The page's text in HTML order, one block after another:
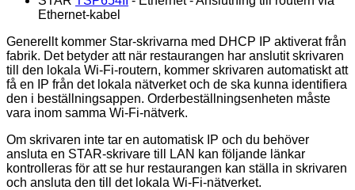
Ethernet-kabel
Generellt kommer Star-skrivarna med DHCP IP aktiverat från
fabrik. Det betyder att när restaurangen har anslutit skrivaren
till den lokala Wi-Fi-routern, kommer skrivaren automatiskt att
få en IP från det lokala nätverket och de ska kunna identifiera
den i beställningsappen. Orderbeställningsenheten måste
vara inom samma Wi-Fi-nätverk.
Om skrivaren inte tar en automatisk IP och du behöver
ansluta en STAR-skrivare till LAN kan följande länkar
kontrolleras för att se hur restaurangen kan ställa in skrivaren
och ansluta den till det lokala Wi-Fi-nätverket.